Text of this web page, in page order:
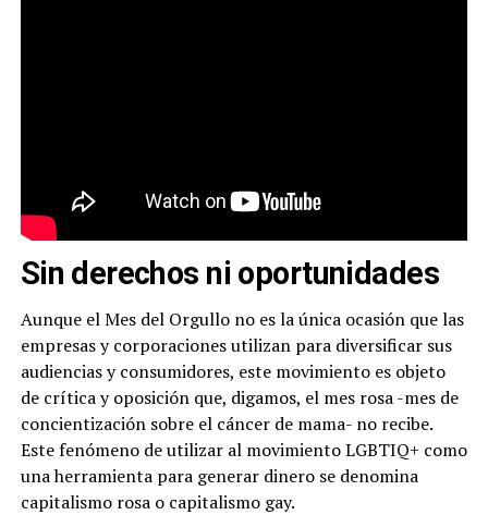
Sin derechos ni oportunidades
Aunque el Mes del Orgullo no es la única ocasión que las
empresas y corporaciones utilizan para diversificar sus
audiencias y consumidores, este movimiento es objeto
de crítica y oposición que, digamos, el mes rosa -mes de
concientización sobre el cáncer de mama- no recibe.
Este fenómeno de utilizar al movimiento LGBTIQ+ como
una herramienta para generar dinero se denomina
capitalismo rosa o capitalismo gay.